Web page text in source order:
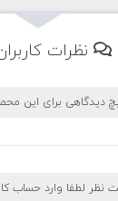
نظرات
دیدگاهی برای این
نظر لطفا وارد حساب